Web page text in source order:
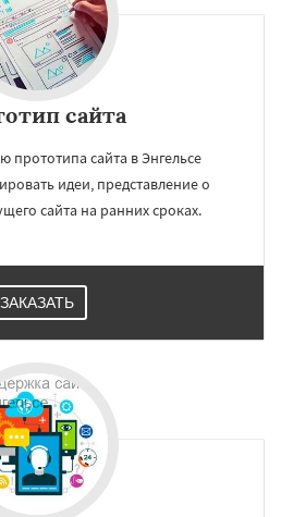
сайта
прототипа сайта в Энгельсе
идеи, представление о
сайта на ранних сроках.
ЗАКАЗАТЬ